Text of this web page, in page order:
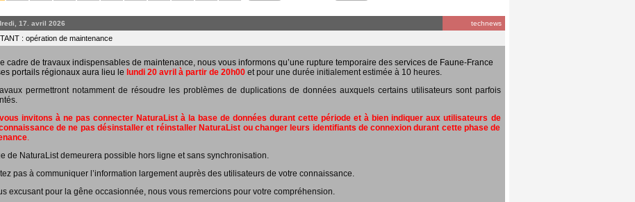
17. avril 2026 technews
: opération de maintenance
cadre de travaux indispensables de maintenance, nous vous informons qu’une rupture temporaire des services de Faune-France
portails régionaux aura lieu le lundi 20 avril à partir de 20h00 et pour une durée initialement estimée à 10 heures.
permettront notamment de résoudre les problèmes de duplications de données auxquels certains utilisateurs sont parfois
invitons à ne pas connecter NaturaList à la base de données durant cette période et à bien indiquer aux utilisateurs de
de ne pas désinstaller et réinstaller NaturaList ou changer leurs identifiants de connexion durant cette phase de
.
de NaturaList demeurera possible hors ligne et sans synchronisation.
pas à communiquer l’information largement auprès des utilisateurs de votre connaissance.
excusant pour la gêne occasionnée, nous vous remercions pour votre compréhension.